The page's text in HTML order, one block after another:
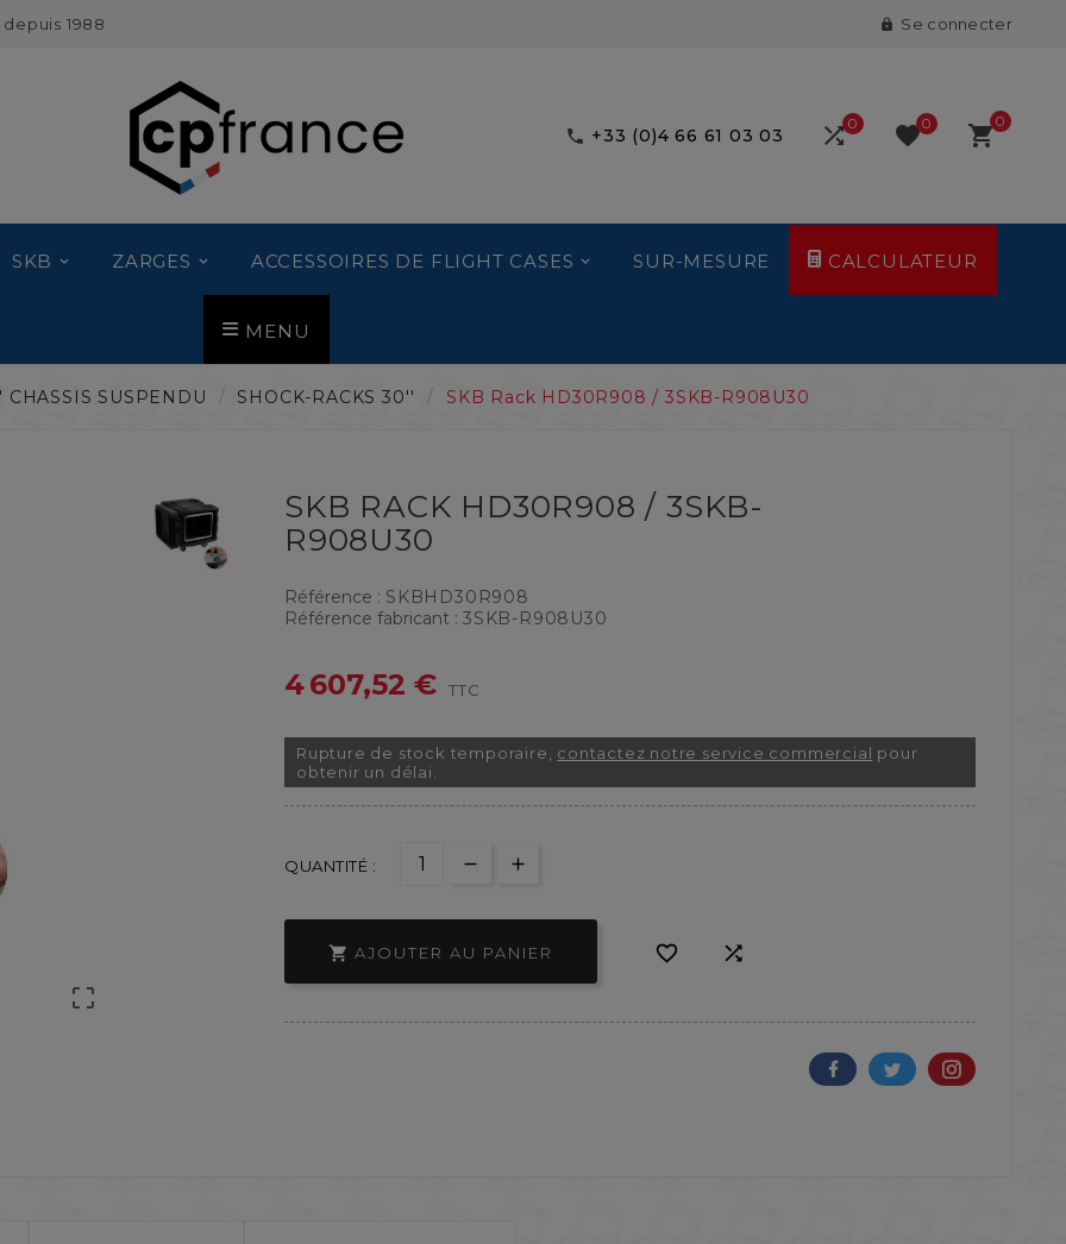
1988  Se connecter
 +33 (0)4 66 61 03 03 0 0 
0
SKB ZARGES ACCESSOIRES DE FLIGHT CASES SUR-MESURE CALCULATEUR
MENU
CHASSIS SUSPENDU SHOCK-RACKS 30'' SKB Rack HD30R908 / 3SKB-R908U30

SKB RACK HD30R908 / 3SKB-
R908U30
Référence : SKBHD30R908
Référence fabricant : 3SKB-R908U30
4 607,52 € TTC
Rupture de stock temporaire, contactez notre service commercial pour
obtenir un délai.
QUANTITÉ :
 AJOUTER AU PANIER  